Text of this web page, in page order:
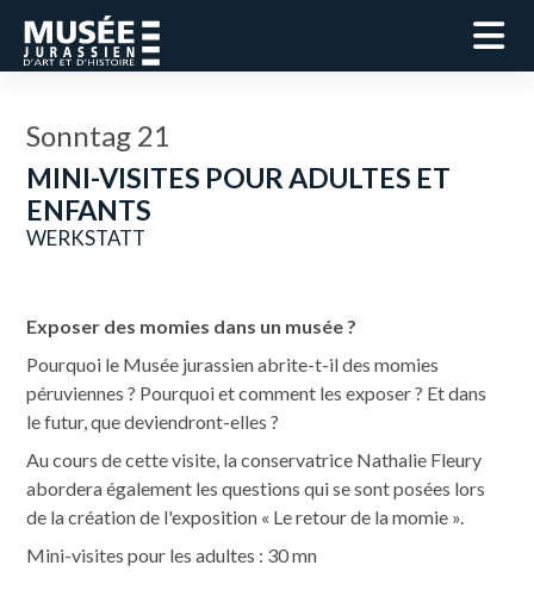
Sonntag 21
MINI-VISITES POUR ADULTES ET
ENFANTS
WERKSTATT
Exposer des momies dans un musée ?
Pourquoi le Musée jurassien abrite-t-il des momies
péruviennes ? Pourquoi et comment les exposer ? Et dans
le futur, que deviendront-elles ?
Au cours de cette visite, la conservatrice Nathalie Fleury
abordera également les questions qui se sont posées lors
de la création de l'exposition « Le retour de la momie ».
Mini-visites pour les adultes : 30 mn